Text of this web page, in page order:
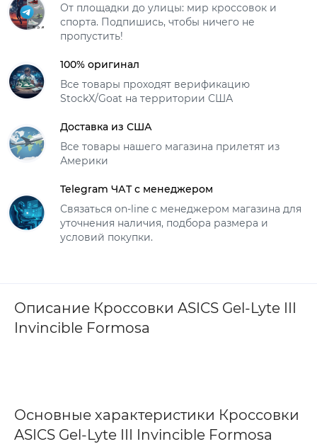
От площадки до улицы: мир кроссовок и
спорта. Подпишись, чтобы ничего не
пропустить!
100% оригинал
Все товары проходят верификацию
StockX/Goat на территории США
Доставка из США
Все товары нашего магазина прилетят из
Америки
Telegram ЧАТ с менеджером
Связаться on-line с менеджером магазина для
уточнения наличия, подбора размера и
условий покупки.
Описание Кроссовки ASICS Gel-Lyte III
Invincible Formosa
Основные характеристики Кроссовки
ASICS Gel-Lyte III Invincible Formosa